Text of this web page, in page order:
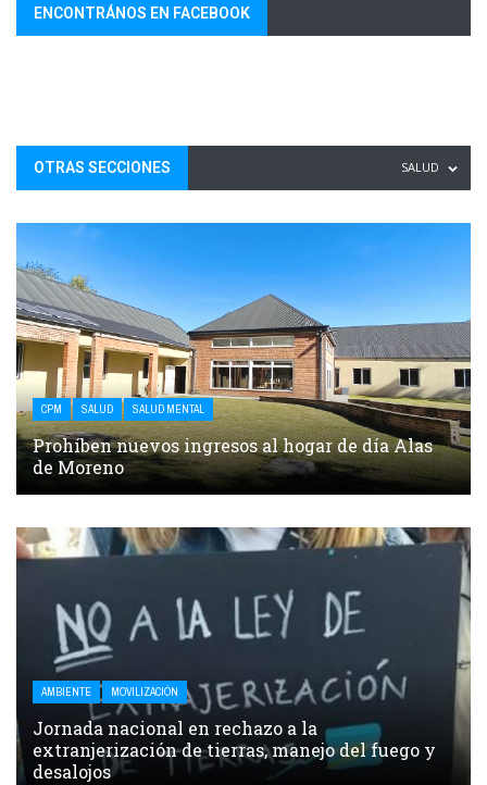
ENCONTRÁNOS EN FACEBOOK
OTRAS SECCIONES SALUD
CPM SALUD SALUD MENTAL
Prohíben nuevos ingresos al hogar de día Alas
de Moreno
AMBIENTE MOVILIZACIÓN
Jornada nacional en rechazo a la
extranjerización de tierras, manejo del fuego y
desalojos